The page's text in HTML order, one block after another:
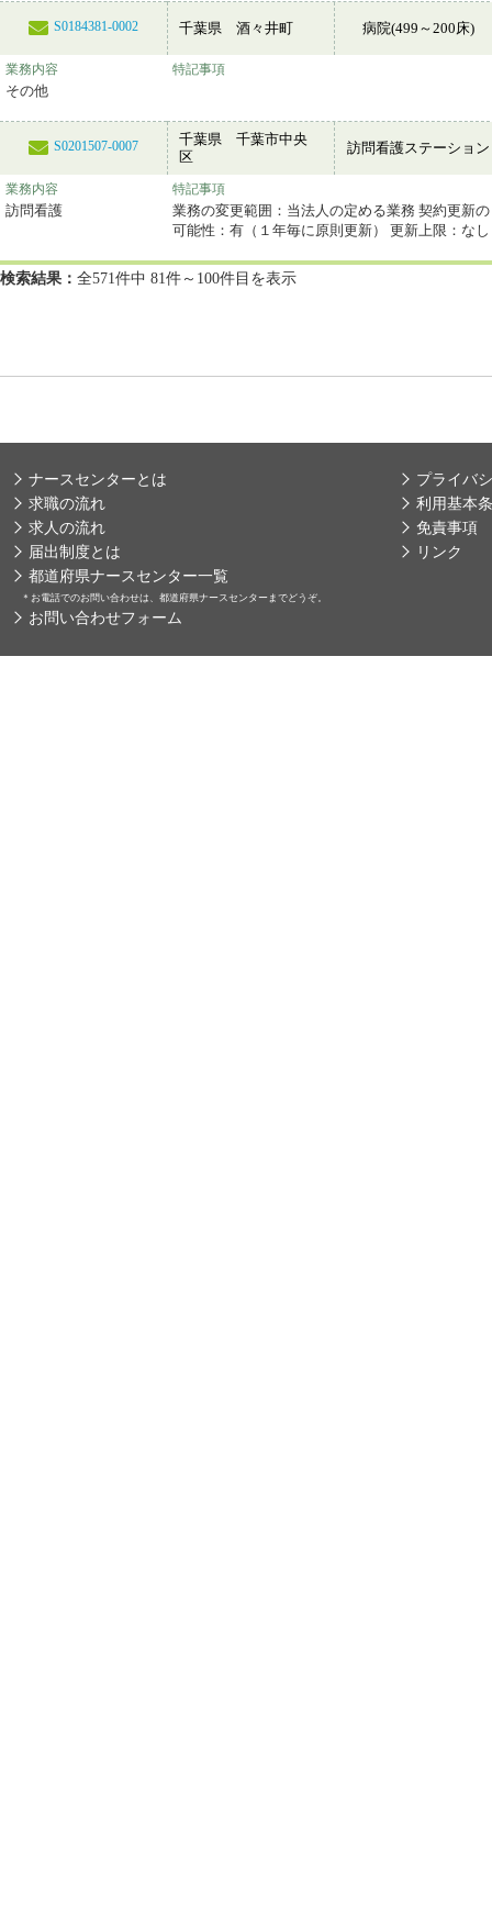
S0184381-0002 千葉県 酒々井町 病院(499～200床)
業務内容
その他
特記事項
S0201507-0007
千葉県 千葉市中央
区
訪問看護ステーション
業務内容
訪問看護
特記事項
業務の変更範囲：当法人の定める業務 契約更新の
可能性：有（１年毎に原則更新） 更新上限：なし
検索結果： 全571件中 81件～100件目を表示
ナースセンターとは
求職の流れ
求人の流れ
届出制度とは
都道府県ナースセンター一覧
＊ お電話でのお問い合わせは、都道府県ナースセンターまでどうぞ。
お問い合わせフォーム
プライバ
利用基本
免責事項
リンク